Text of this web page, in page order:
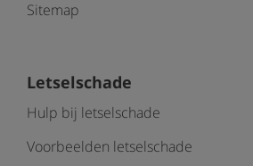
Sitemap
Letselschade
Hulp bij letselschade
Voorbeelden letselschade